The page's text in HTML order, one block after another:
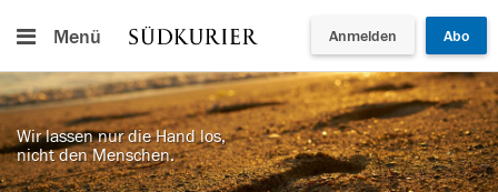
Menü Anmelden Abo
Wir lassen nur die Hand los,
nicht den Menschen.